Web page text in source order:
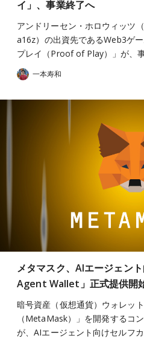
イ」、事業終了へ
アンドリーセン・ホロウィッツ
a16z）の出資先であるWeb3ゲ
プレイ（Proof of Play）」が、
一本寿和
メタマスク、AIエージェン
Agent Wallet」正式提供開
暗号資産（仮想通貨）ウォレッ
（MetaMask）」を開発するコ
が、AIエージェント向けセルフ